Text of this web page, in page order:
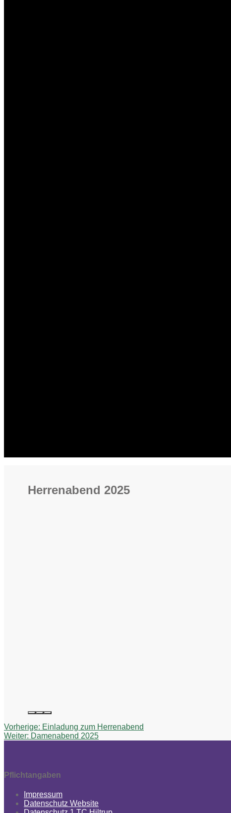
Herrenabend 2025
Beitragsnavigation
Vorherige: Vorheriger
Beitrag:
Einladung zum Herrenabend
Weiter: Nächster
Damenabend 2025
Pflichtangaben
Impressum
Datenschutz Website